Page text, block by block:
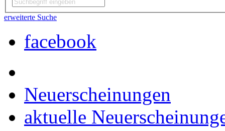
erweiterte Suche
facebook
Neuerscheinungen
aktuelle